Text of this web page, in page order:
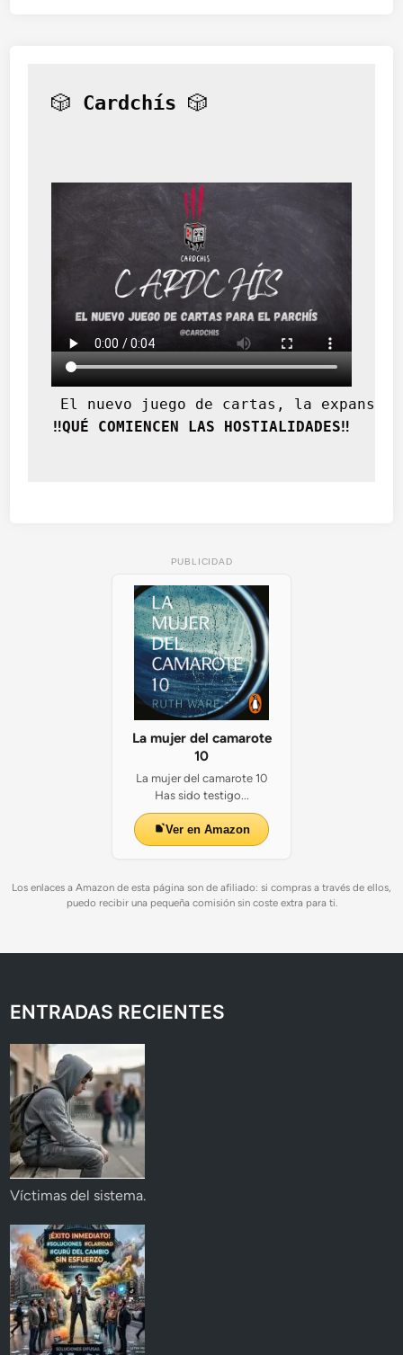
🎲 Cardchís 🎲
El nuevo juego de cartas, la
‼️QUÉ COMIENCEN LAS HOSTIALIDADES‼️
PUBLICIDAD
La mujer del camarote
10
La mujer del camarote 10
Has sido testigo...
Ver en Amazon
Los enlaces a Amazon de esta página son de afiliado: si compras a través de ellos,
puedo recibir una pequeña comisión sin coste extra para ti.
ENTRADAS RECIENTES
Víctimas del sistema.